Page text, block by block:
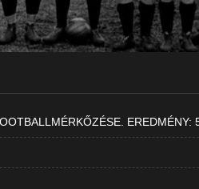
EREDMÉNY: